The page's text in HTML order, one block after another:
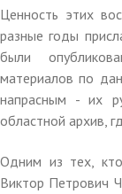
Ценность этих
разные годы
были
материалов по
напрасным - их
областной архив,
Одним из тех,
Виктор Петрович